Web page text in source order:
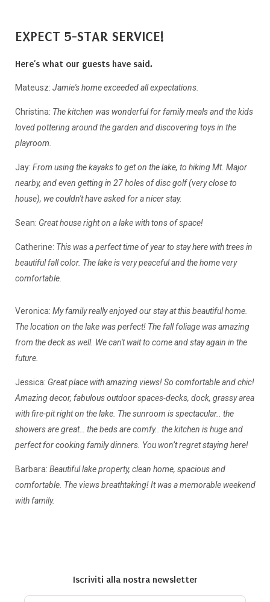
EXPECT 5-STAR SERVICE!
Here’s what our guests have said.
Mateusz: Jamie's home exceeded all expectations.
Christina: The kitchen was wonderful for family meals and the kids
loved pottering around the garden and discovering toys in the
playroom.
Jay: From using the kayaks to get on the lake, to hiking Mt. Major
nearby, and even getting in 27 holes of disc golf (very close to
house), we couldn't have asked for a nicer stay.
Sean: Great house right on a lake with tons of space!
Catherine: This was a perfect time of year to stay here with trees in
beautiful fall color. The lake is very peaceful and the home very
comfortable.
Veronica: My family really enjoyed our stay at this beautiful home.
The location on the lake was perfect! The fall foliage was amazing
from the deck as well. We can't wait to come and stay again in the
future.
Jessica: Great place with amazing views! So comfortable and chic!
Amazing decor, fabulous outdoor spaces-decks, dock, grassy area
with fire-pit right on the lake. The sunroom is spectacular.. the
showers are great… the beds are comfy.. the kitchen is huge and
perfect for cooking family dinners. You won’t regret staying here!
Barbara: Beautiful lake property, clean home, spacious and
comfortable. The views breathtaking! It was a memorable weekend
with family.
Iscriviti alla nostra newsletter